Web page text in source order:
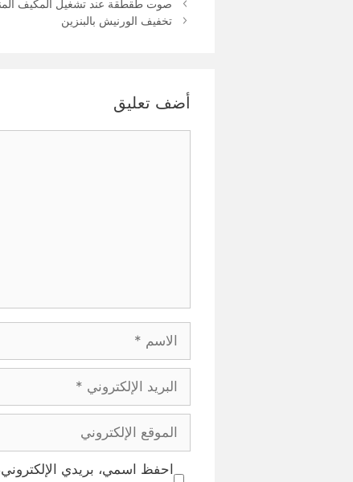
صوت طقطقة عند تشغيل المكيف
تخفيف الورنيش بالبنزين
أضف تعليق
الإلكتروني
الإلكتروني
احفظ اسمي، بريدي